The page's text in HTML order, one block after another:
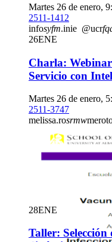
Martes 26 de enero,
2511-1412
infosyfm.inie @ucr
26ENE
Charla:
Servicio con
Martes 26 de enero,
2511-3747
melissa.rosrmw
28ENE
Taller: Selección